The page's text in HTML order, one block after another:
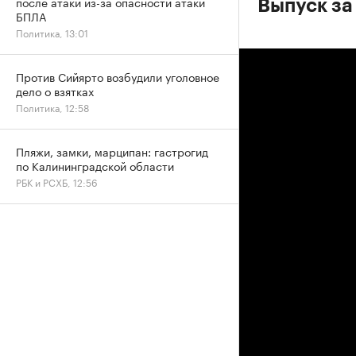
Выпуск
БПЛА
Политика, 13:01
Против Сийярто возбудили уголовное
дело о взятках
Политика, 12:58
Пляжи, замки, марципан: гастрогид
по Калининградской области
РБК и РСХБ, 12:56